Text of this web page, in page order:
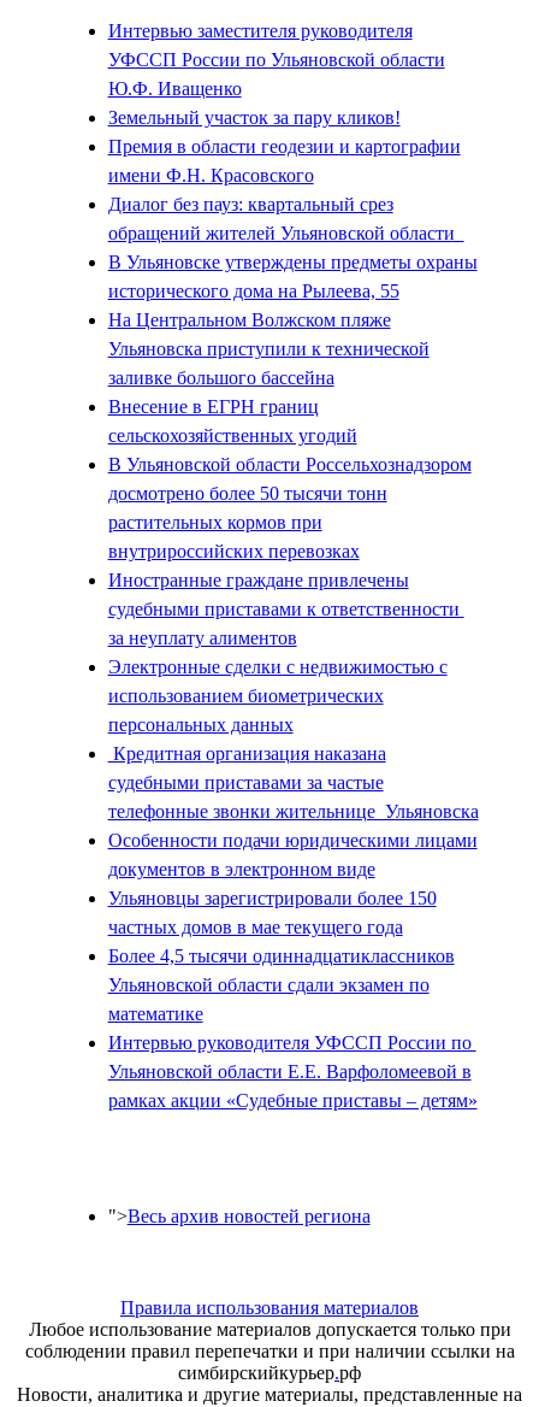
Интервью заместителя руководителя
УФССП России по Ульяновской области
Ю.Ф. Иващенко
Земельный участок за пару кликов!
Премия в области геодезии и картографии
имени Ф.Н. Красовского
Диалог без пауз: квартальный срез
обращений жителей Ульяновской области
В Ульяновске утверждены предметы охраны
исторического дома на Рылеева, 55
На Центральном Волжском пляже
Ульяновска приступили к технической
заливке большого бассейна
Внесение в ЕГРН границ
сельскохозяйственных угодий
В Ульяновской области Россельхознадзором
досмотрено более 50 тысячи тонн
растительных кормов при
внутрироссийских перевозках
Иностранные граждане привлечены
судебными приставами к ответственности
за неуплату алиментов
Электронные сделки с недвижимостью с
использованием биометрических
персональных данных
Кредитная организация наказана
судебными приставами за частые
телефонные звонки жительнице Ульяновска
Особенности подачи юридическими лицами
документов в электронном виде
Ульяновцы зарегистрировали более 150
частных домов в мае текущего года
Более 4,5 тысячи одиннадцатиклассников
Ульяновской области сдали экзамен по
математике
Интервью руководителя УФССП России по
Ульяновской области Е.Е. Варфоломеевой в
рамках акции «Судебные приставы – детям»
">Весь архив новостей региона
Правила использования материалов
Любое использование материалов допускается только при
соблюдении правил перепечатки и при наличии ссылки на
симбирскийкурьер.рф
Новости, аналитика и другие материалы, представленные на